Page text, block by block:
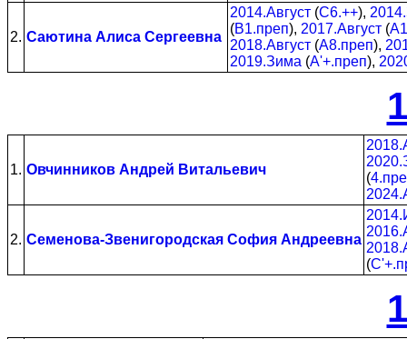
2. Саютина Алиса Сергеевна
2014.Август (C6.++),
(B1.преп), 2017.Август (
2018.Август (A8.преп),
2019.Зима (A'+.преп),
1. Овчинников Андрей Витальевич
(
2. Семенова-Звенигородская София Андреевна
(